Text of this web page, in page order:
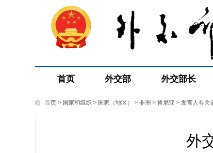
首页 外交部 外交部长
首页 > 国家和组织 > 国家（地区） > 非洲 > 肯尼亚 > 发言人有关
外